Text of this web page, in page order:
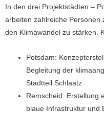
In den drei Projektstädten –
arbeiten zahlreiche Personen
den Klimawandel zu stärken.
Potsdam:
Begleitung der
Stadtteil Schlaatz
Remscheid: Erstellung
blaue Infrastruktur und